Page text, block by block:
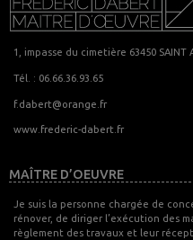
1, impasse du cimetière 63450 SAINT
Tél. : 06.66.36.93.65
f.dabert@orange.fr
www.frederic-dabert.fr
MAÎTRE D’OEUVRE
Je suis la personne chargée de
rénover, de diriger l’exécution des
règlement des travaux et leur